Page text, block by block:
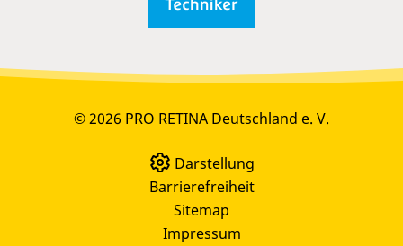
© 2026 PRO RETINA Deutschland e. V.
Darstellung
Barrierefreiheit
Sitemap
Impressum